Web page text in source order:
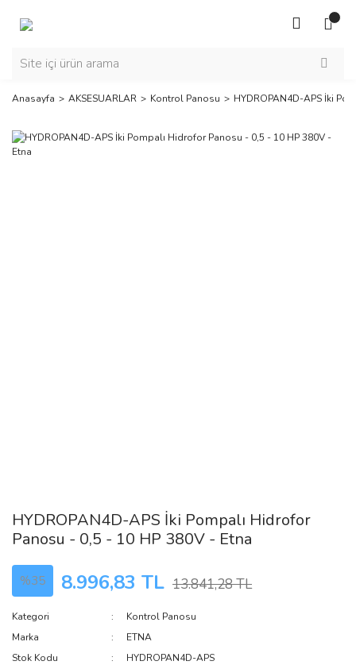
Anasayfa AKSESUARLAR Kontrol Panosu HYDROPAN4D-APS İki
HYDROPAN4D-APS İki Pompalı Hidrofor
Panosu - 0,5 - 10 HP 380V - Etna
%35 8.996,83 TL 13.841,28 TL
Kategori
Kontrol Panosu
Marka
ETNA
Stok Kodu
HYDROPAN4D-APS